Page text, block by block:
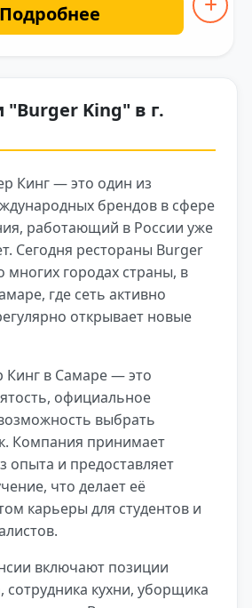
Подробнее
King" в г.
Кинг — это один из
брендов в сфере
работающий в России уже
Сегодня рестораны Burger
многих городах страны, в
где сеть активно
открывает новые
Кинг в Самаре — это
официальное
выбрать
Компания принимает
опыта и предоставляет
что делает её
карьеры для студентов и
включают позиции
сотрудника кухни, уборщика